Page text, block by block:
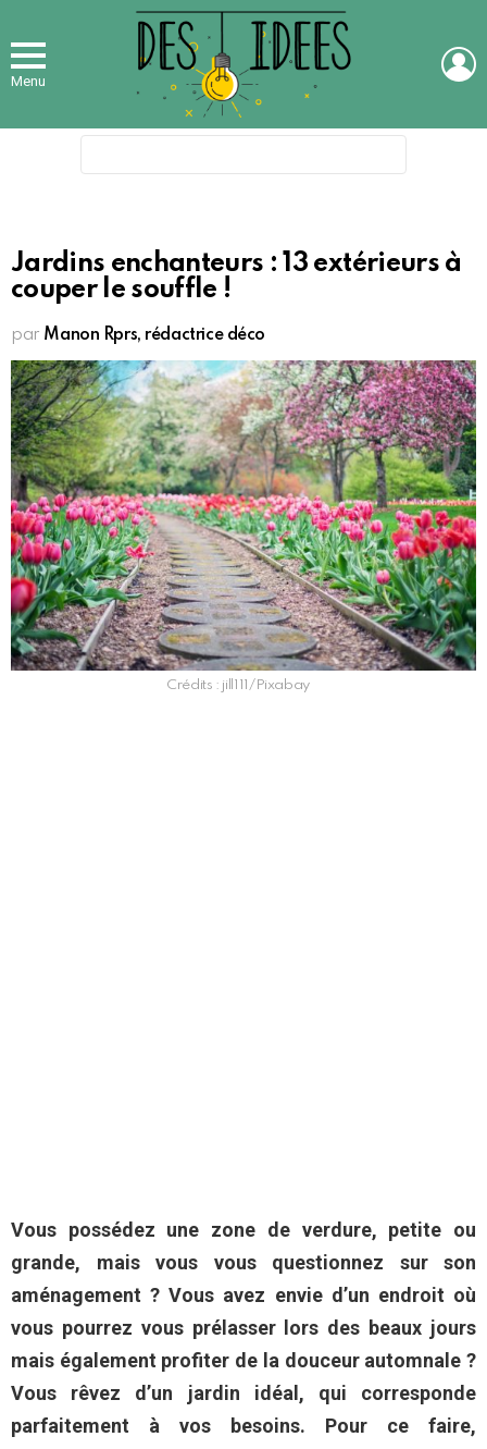
Menu
Jardins enchanteurs : 13 extérieurs à
couper le souffle !
par Manon Rprs, rédactrice déco
Crédits : jill111/Pixabay
Vous possédez une zone de verdure, petite ou
grande, mais vous vous questionnez sur son
aménagement ? Vous avez envie d’un endroit où
vous pourrez vous prélasser lors des beaux jours
mais également profiter de la douceur automnale ?
Vous rêvez d’un jardin idéal, qui corresponde
parfaitement à vos besoins. Pour ce faire,